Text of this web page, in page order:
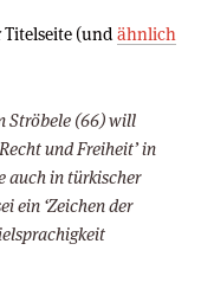
Titelseite (und ähnlich
Ströbele (66) will
und Freiheit’ in
auch in türkischer
ein ‘Zeichen der